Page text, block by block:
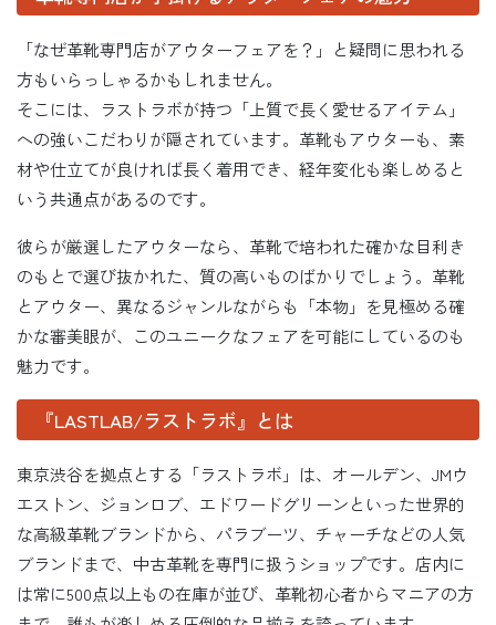
「なぜ革靴専門店がアウターフェアを？」と疑問に思われる
方もいらっしゃるかもしれません。
そこには、ラストラボが持つ「上質で長く愛せるアイテム」
への強いこだわりが隠されています。革靴もアウターも、素
材や仕立てが良ければ長く着用でき、経年変化も楽しめると
いう共通点があるのです。
彼らが厳選したアウターなら、革靴で培われた確かな目利き
のもとで選び抜かれた、質の高いものばかりでしょう。革靴
とアウター、異なるジャンルながらも「本物」を見極める確
かな審美眼が、このユニークなフェアを可能にしているのも
魅力です。
『LASTLAB/ラストラボ』とは
東京渋谷を拠点とする「ラストラボ」は、オールデン、JMウ
エストン、ジョンロブ、エドワードグリーンといった世界的
な高級革靴ブランドから、パラブーツ、チャーチなどの人気
ブランドまで、中古革靴を専門に扱うショップです。店内に
は常に500点以上もの在庫が並び、革靴初心者からマニアの方